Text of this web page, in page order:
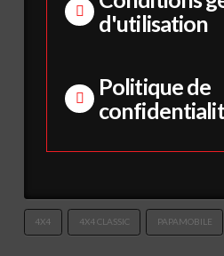
d'utilisation
Politique de
4X4 4X4 CLASSIC PAPAMOBILE